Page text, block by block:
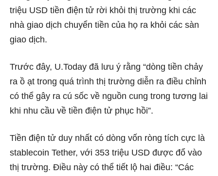
triệu USD tiền điện tử rời khỏi thị trường khi các
nhà giao dịch chuyển tiền của họ ra khỏi các sàn
giao dịch.
Trước đây, U.Today đã lưu ý rằng “dòng tiền chảy
ra ồ ạt trong quá trình thị trường diễn ra điều chỉnh
có thể gây ra cú sốc về nguồn cung trong tương lai
khi nhu cầu về tiền điện tử phục hồi”.
Tiền điện tử duy nhất có dòng vốn ròng tích cực là
stablecoin Tether, với 353 triệu USD được đổ vào
thị trường. Điều này có thể tiết lộ hai điều: “Các